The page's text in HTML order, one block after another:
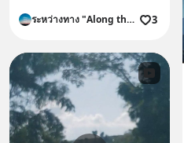
ระหว่างทาง "Along the way." 3